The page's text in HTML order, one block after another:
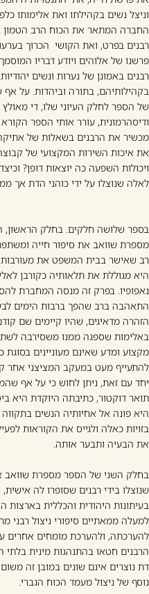
וניצל נשים בקהילתו ואת אלימותו
החברה המתאר את הכוח הרב הטמון
רבנים בפרט, ואת הקושי הכרוך
פרשנו של אלוהים ויודע דבריו
רבנים באמונן של נערות ונשים
בקהילותיהם, בתורה וביהדות. על אף
של הספר לחלק העיוני שלו, די
ודיסהרמונית, עורר אותי הספר
מכשיר את הרבנים בשאלות של
את איכות השירות המקצועי של
ויכולות השפעה כה יוצאות דופן?
לאלה שנוצלו על ידי כוהני הדת אך
בספר שלושה חלקים. בחלק הראשון,
מספרת שוואב את סיפור חייה
רב שאישר בבית המשפט את מעורבותו
היא מגוללת את תלאותיה כקורבן
נאפופיו. בפרק זה מנסה המחברת
התאהבה ברב שהפך ברבות הימים
הזהרה מדאיגים, שהיו קיימים שם
באלימות שספגה ממנו משסירבה
מקצוע ומדע שאינם מעוניינים בסוגת
להתעייף מעט במעקב המציצני אחר
יחד עם זאת, ניתן לחוש כי על אף
תואר דוקטור, כתיבתה היוקדת היא
היא פונה אל אחיותיה הנשים בתקווה
בזויות כאלה ולגייס את הקוראות
את הבעיה ותבער אותה.
בחלק השני של הספר מספרת שוואב
שנוצלו בידי רבנים שסופרו לה
בעיתונות היהודית והכללית
למעלה ממאתיים סיפורי ניצול רבני
הרבנים חטאו בהתנהגות מינית בלתי
דת נוצרים אינם שונים במובן זה
נוסף של ניצול מעמד הכוח הגברי.